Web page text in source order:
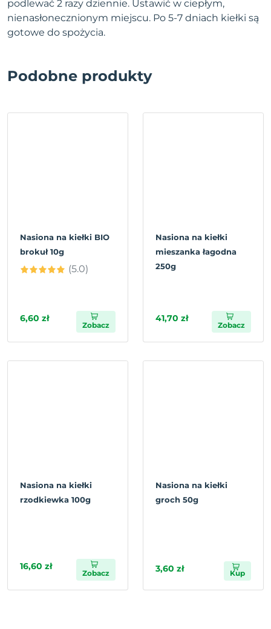
podlewać 2 razy dziennie. Ustawić w ciepłym,
nienasłonecznionym miejscu. Po 5-7 dniach kiełki są
gotowe do spożycia.
Podobne produkty
Nasiona na kiełki BIO
brokuł 10g
(5.0)
6,60 zł
Zobacz
Nasiona na kiełki
mieszanka łagodna
250g
41,70 zł
Zobacz
Nasiona na kiełki
rzodkiewka 100g
16,60 zł
Zobacz
Nasiona na kiełki
groch 50g
3,60 zł Kup